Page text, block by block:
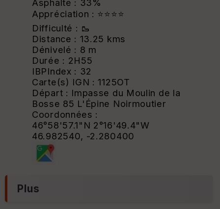
Asphalte : 33%
Appréciation : ⭐⭐⭐⭐
Difficulté : 🥾
Distance : 13.25 kms
Dénivelé : 8 m
Durée : 2H55
IBPIndex : 32
Carte(s) IGN : 1125OT
Départ : Impasse du Moulin de la
Bosse 85 L'Épine Noirmoutier
Coordonnées :
46°58'57.1"N 2°16'49.4"W
46.982540, -2.280400
Plus